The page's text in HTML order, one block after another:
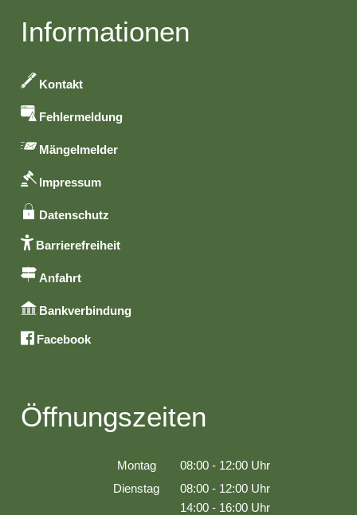
Informationen
Kontakt
Fehlermeldung
Mängelmelder
Impressum
Datenschutz
Barrierefreiheit
Anfahrt
Bankverbindung
Facebook
Öffnungszeiten
Montag 08:00 - 12:00 Uhr
Von 08:00 bis 12:00 Uhr
Dienstag 08:00 - 12:00 Uhr
Von 08:00 bis 12:00 Uhr
14:00 - 16:00 Uhr